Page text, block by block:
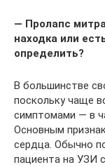
— Пролапс
находка или
определить?
В большинстве
поскольку чаще
симптомами — в
Основным
сердца. Обычно
пациента на УЗИ